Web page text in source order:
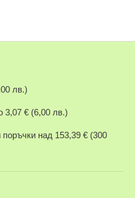
лв.)
3,07 € (6,00 лв.)
поръчки над 153,39 € (300